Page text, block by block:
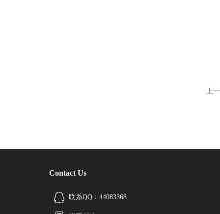
上
Contact Us
联系QQ：44083368